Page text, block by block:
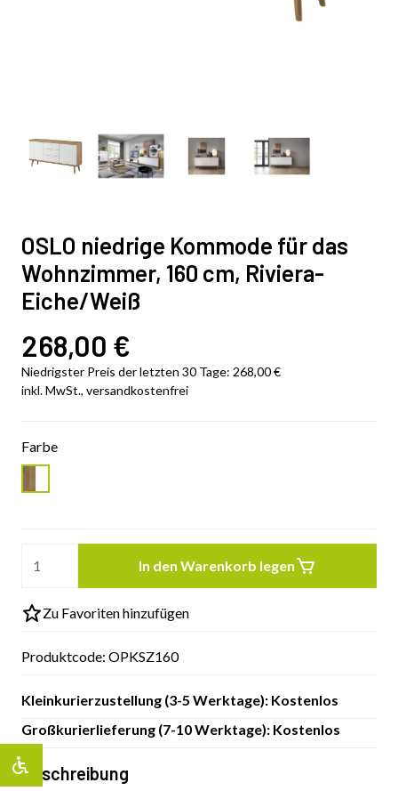
OSLO niedrige Kommode für das
Wohnzimmer, 160 cm, Riviera-
Eiche/Weiß
268,00 €
Niedrigster Preis der letzten 30 Tage: 268,00€
inkl. MwSt., versandkostenfrei
Farbe
In den Warenkorb legen
Zu Favoriten hinzufügen
Produktcode: OPKSZ160
Kleinkurierzustellung (3-5 Werktage): Kostenlos
Großkurierlieferung (7-10 Werktage): Kostenlos
Beschreibung